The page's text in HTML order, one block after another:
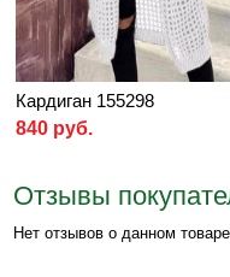
Кардиган 155298
840 руб.
Отзывы
Нет отзывов о данном товаре.